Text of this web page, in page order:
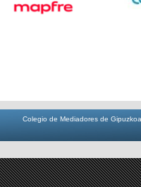
Colegio de Mediadores de